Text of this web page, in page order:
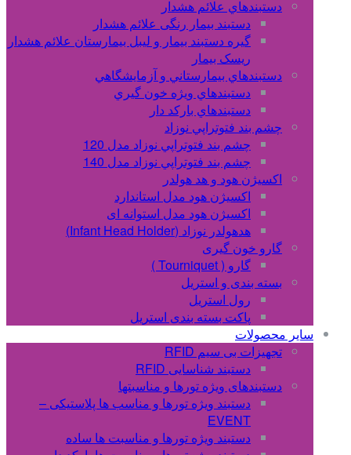
دستبندهاي علائم هشدار
دستبند بیمار رنگی علائم هشدار
گیره دستبند بیمار و لیبل بیمارستان علائم هشدار
ریسک بیمار
دستبندهاي بيمارستاني و آزمايشگاهي
دستبندهاي ويژه خون گيري
دستبندهاي بارکد دار
چشم بند فتوتراپي نوزاد
چشم بند فتوتراپي نوزاد مدل 120
چشم بند فتوتراپي نوزاد مدل 140
اکسیژن هود و هد هولدر
اکسیژن هود مدل استاندارد
اکسیژن هود مدل استوانه ای
هدهولدر نوزاد (Infant Head Holder)
گارو خون گیری
گارو ( Tourniquet )
بسته بندی و استریل
رول استریل
پاکت بسته بندی استریل
سایر محصولات
تجهیزات بی سیم RFID
دستبند شناسایی RFID
دستبندهای ویژه تورها و مناسبتها
دستبند ویژه تورها و مناسب ها پلاستیکی –
EVENT
دستبند ویژه تورها و مناسبت ها ساده